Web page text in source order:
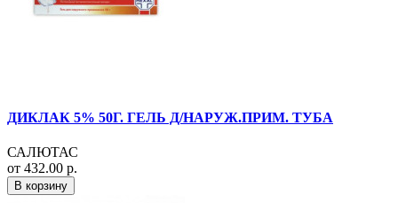
ДИКЛАК 5% 50Г. ГЕЛЬ Д/НАРУЖ.ПРИМ. ТУБА
САЛЮТАС
от 432.00 р.
В корзину